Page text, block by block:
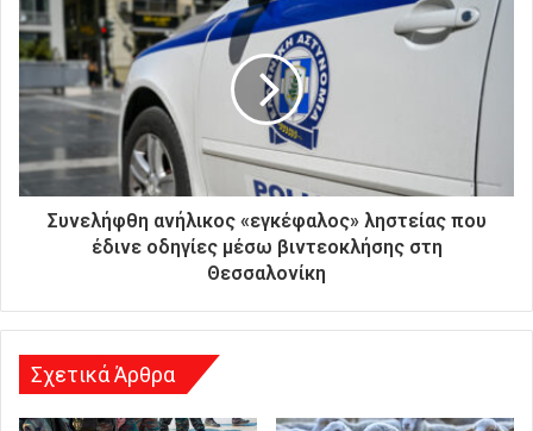
κ
ή
σ
α
ς
ι
ε
σ
Συνελήφθη ανήλικος «εγκέφαλος» ληστείας που
έδινε οδηγίες μέσω βιντεοκλήσης στη
Θεσσαλονίκη
Σχετικά Άρθρα